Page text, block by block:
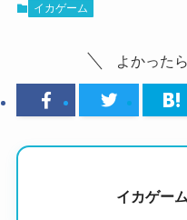
イカゲーム
よかった
イカゲー